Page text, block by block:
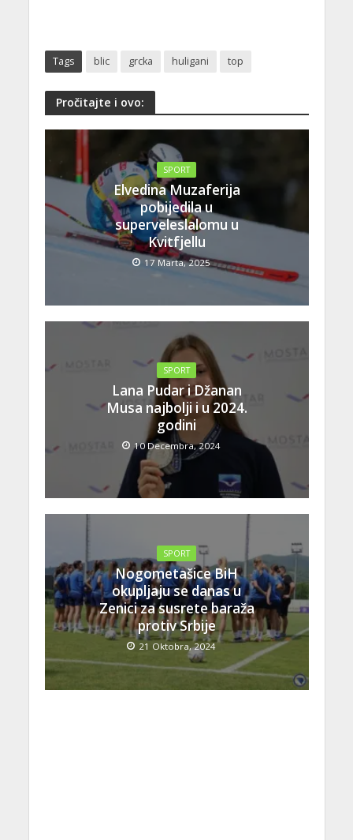
Tags blic grcka huligani top
Pročitajte i ovo:
SPORT
Elvedina Muzaferija
pobijedila u
superveleslalomu u
Kvitfjellu
17 Marta, 2025
SPORT
Lana Pudar i Džanan
Musa najbolji i u 2024.
godini
10 Decembra, 2024
SPORT
Nogometašice BiH
okupljaju se danas u
Zenici za susrete baraža
protiv Srbije
21 Oktobra, 2024